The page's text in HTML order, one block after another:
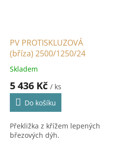
PV PROTISKLUZOVÁ
(bříza) 2500/1250/24
Skladem
5 436 Kč / ks
Do košíku
Překližka z křížem lepených
březových dýh.